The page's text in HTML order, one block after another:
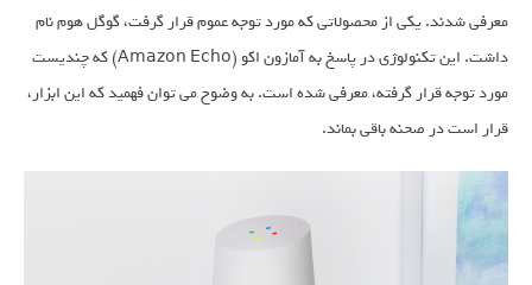
معرفی شدند. یکی از محصولاتی که مورد توجه عموم قرار گرفت، گوگل هوم نام
داشت. این تکنولوژی در پاسخ به آمازون اکو (Amazon Echo) که چندیست
مورد توجه قرار گرفته، معرفی شده است. به وضوح می ‌توان فهمید که این ابزار،
قرار است در صحنه باقی بماند.